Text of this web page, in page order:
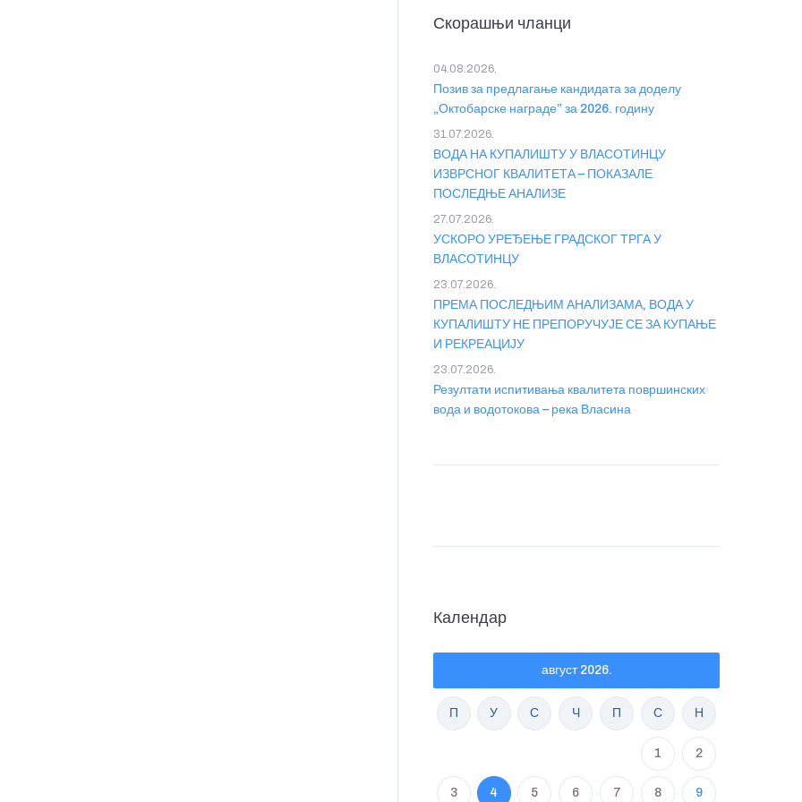
Скорашњи чланци
Позив за предлагање кандидата за доделу
„Октобарске награде” за 2026. годину
04.08.2026.
ВОДА НА КУПАЛИШТУ У ВЛАСОТИНЦУ
ИЗВРСНОГ КВАЛИТЕТА – ПОКАЗАЛЕ
ПОСЛЕДЊЕ АНАЛИЗЕ
31.07.2026.
УСКОРО УРЕЂЕЊЕ ГРАДСКОГ ТРГА У
ВЛАСОТИНЦУ
27.07.2026.
ПРЕМА ПОСЛЕДЊИМ АНАЛИЗАМА, ВОДА У
КУПАЛИШТУ НЕ ПРЕПОРУЧУЈЕ СЕ ЗА КУПАЊЕ
И РЕКРЕАЦИЈУ
23.07.2026.
Резултати испитивања квалитета површинских
вода и водотокова – река Власина
23.07.2026.
Календар
август 2026.
П У С Ч П С Н
1 2
3 4 5 6 7 8 9